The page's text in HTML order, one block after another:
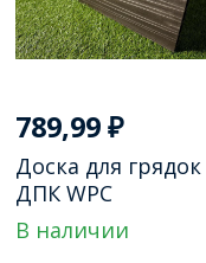
789,99₽
Доска для грядок
ДПК WPC
усиленная Pro
300мм
В наличии